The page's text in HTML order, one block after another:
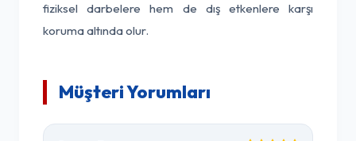
fiziksel darbelere hem de dış etkenlere karşı
koruma altında olur.
Müşteri Yorumları